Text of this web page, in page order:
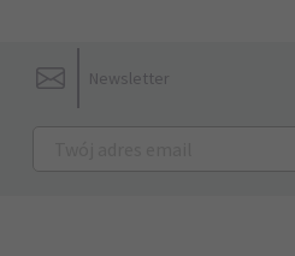
Newsletter